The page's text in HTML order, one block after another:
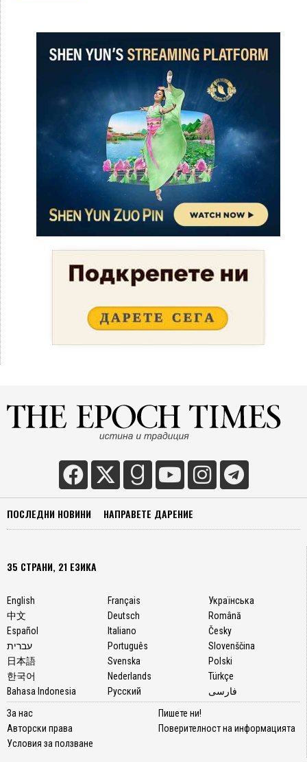
ПОСЛЕДНИ НОВИНИ НАПРАВЕТЕ ДАРЕНИЕ
35 СТРАНИ, 21 ЕЗИКА
English
中文
Español
עברית
日本語
한국어
Bahasa Indonesia
Français
Deutsch
Italiano
Português
Svenska
Nederlands
Русский
Українська
Română
Česky
Slovenščina
Polski
Türkçe
فارسی
За нас
Авторски права
Условия за ползване
Пишете ни!
Поверителност на информацията